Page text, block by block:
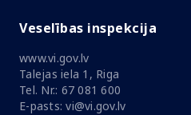
Veselības inspekcija
www.vi.gov.lv
Talejas iela 1, Riga
Tel. Nr.: 67 081 600
E-pasts: vi@vi.gov.lv